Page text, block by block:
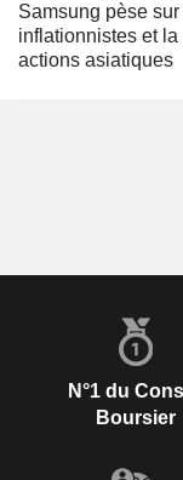
Samsung pèse
inflationnistes et
actions asiatiques
N°1 du
Boursier